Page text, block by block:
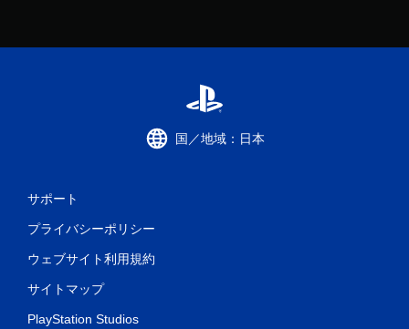
国／地域：日本
サポート
プライバシーポリシー
ウェブサイト利用規約
サイトマップ
PlayStation Studios